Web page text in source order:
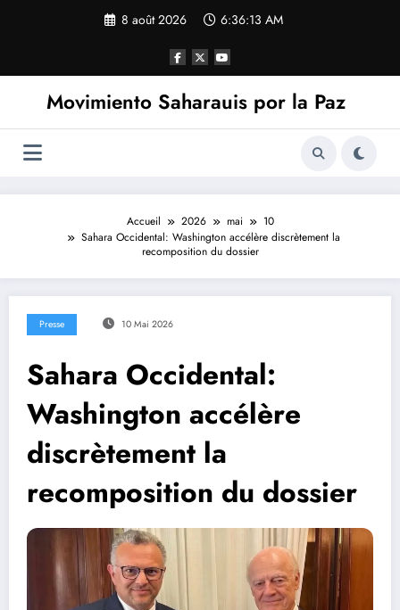
8 août 2026 6:36:14 AM
Movimiento Saharauis por la Paz
Accueil 2026 mai
10
Sahara Occidental: Washington accélère discrètement la
recomposition du dossier
Presse 10 Mai 2026
Sahara Occidental:
Washington accélère
discrètement la
recomposition du dossier